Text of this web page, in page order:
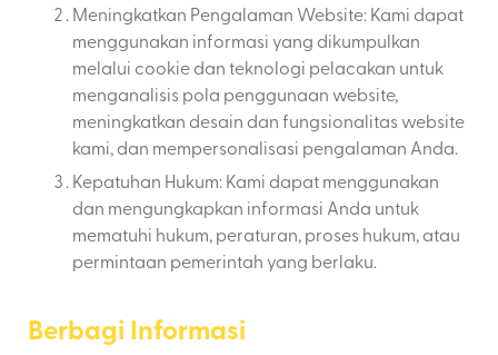
Meningkatkan Pengalaman Website: Kami dapat
menggunakan informasi yang dikumpulkan
melalui cookie dan teknologi pelacakan untuk
menganalisis pola penggunaan website,
meningkatkan desain dan fungsionalitas website
kami, dan mempersonalisasi pengalaman Anda.
Kepatuhan Hukum: Kami dapat menggunakan
dan mengungkapkan informasi Anda untuk
mematuhi hukum, peraturan, proses hukum, atau
permintaan pemerintah yang berlaku.
Berbagi Informasi